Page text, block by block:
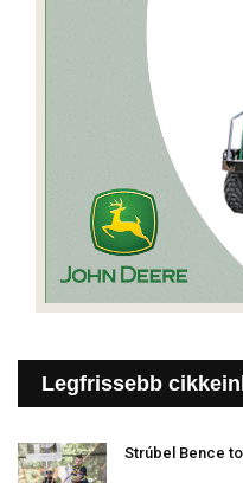
Legfrissebb
Strúbel Bence